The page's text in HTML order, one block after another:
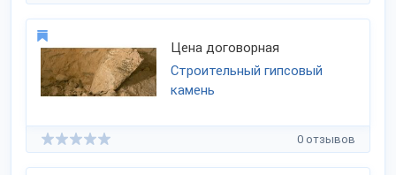
Цена договорная
Строительный гипсовый
камень
0 отзывов